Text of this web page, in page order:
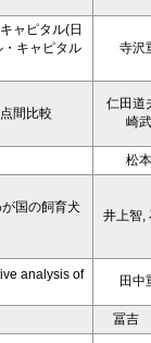
ャピタル(日
キャピタル
寺沢
間比較
仁田道
崎
松
国の飼育犬
井上智,
analysis of
田中
冨吉